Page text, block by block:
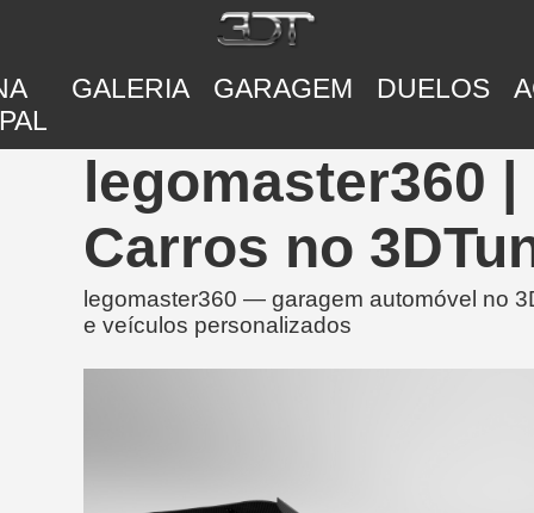
GALERIA GARAGEM DUELOS
legomaster360
Carros no
legomaster360 — garagem automóvel no
e veículos personalizados